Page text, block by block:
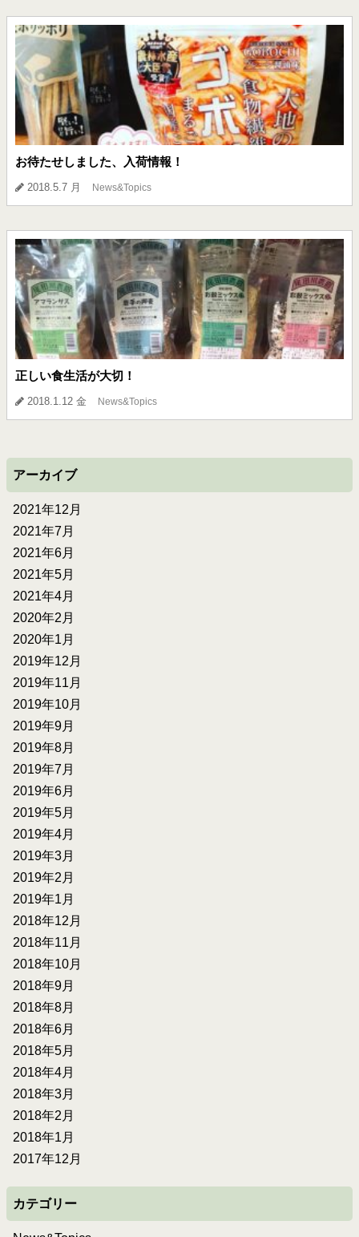
お待たせしました、入荷情報！
2018.5.7 月 News&Topics
正しい食生活が大切！
2018.1.12 金 News&Topics
アーカイブ
2021年12月
2021年7月
2021年6月
2021年5月
2021年4月
2020年2月
2020年1月
2019年12月
2019年11月
2019年10月
2019年9月
2019年8月
2019年7月
2019年6月
2019年5月
2019年4月
2019年3月
2019年2月
2019年1月
2018年12月
2018年11月
2018年10月
2018年9月
2018年8月
2018年6月
2018年5月
2018年4月
2018年3月
2018年2月
2018年1月
2017年12月
カテゴリー